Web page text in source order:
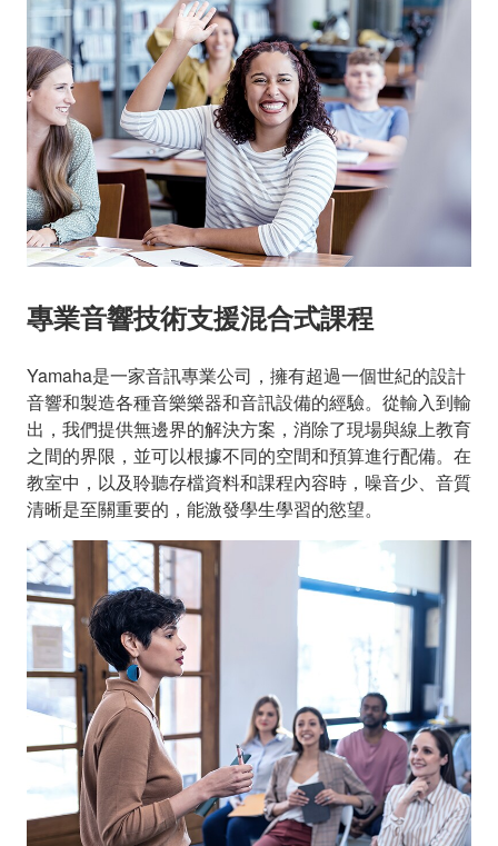
專業音響技術支援混合式課程
Yamaha是一家音訊專業公司，擁有超過一個世紀的設計
音響和製造各種音樂樂器和音訊設備的經驗。從輸入到輸
出，我們提供無邊界的解決方案，消除了現場與線上教育
之間的界限，並可以根據不同的空間和預算進行配備。在
教室中，以及聆聽存檔資料和課程內容時，噪音少、音質
清晰是至關重要的，能激發學生學習的慾望。